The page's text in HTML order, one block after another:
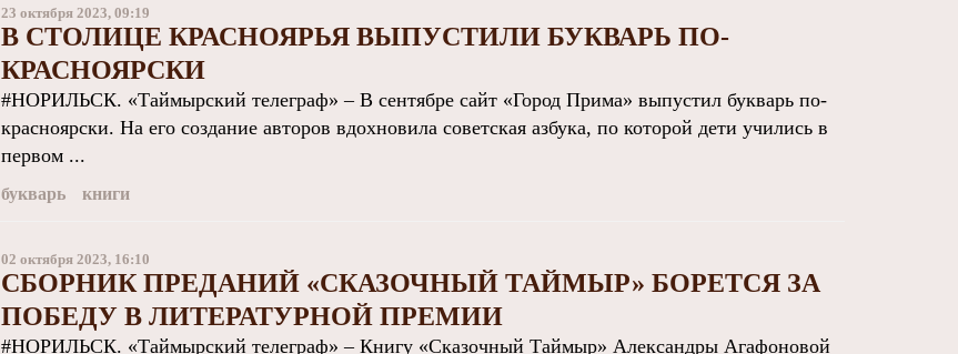
23 октября 2023, 09:19
В СТОЛИЦЕ КРАСНОЯРЬЯ ВЫПУСТИЛИ БУКВАРЬ ПО-
КРАСНОЯРСКИ
#НОРИЛЬСК. «Таймырский телеграф» – В сентябре сайт «Город Прима» выпустил букварь по-
красноярски. На его создание авторов вдохновила советская азбука, по которой дети учились в
первом ...
букварь книги
02 октября 2023, 16:10
СБОРНИК ПРЕДАНИЙ «СКАЗОЧНЫЙ ТАЙМЫР» БОРЕТСЯ ЗА
ПОБЕДУ В ЛИТЕРАТУРНОЙ ПРЕМИИ
#НОРИЛЬСК. «Таймырский телеграф» – Книгу «Сказочный Таймыр» Александры Агафоновой